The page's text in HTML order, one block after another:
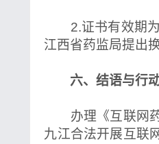
2.证书有效期为5
江西省药监局提出
六、结语与行动
办理《互联网药
九江合法开展互联